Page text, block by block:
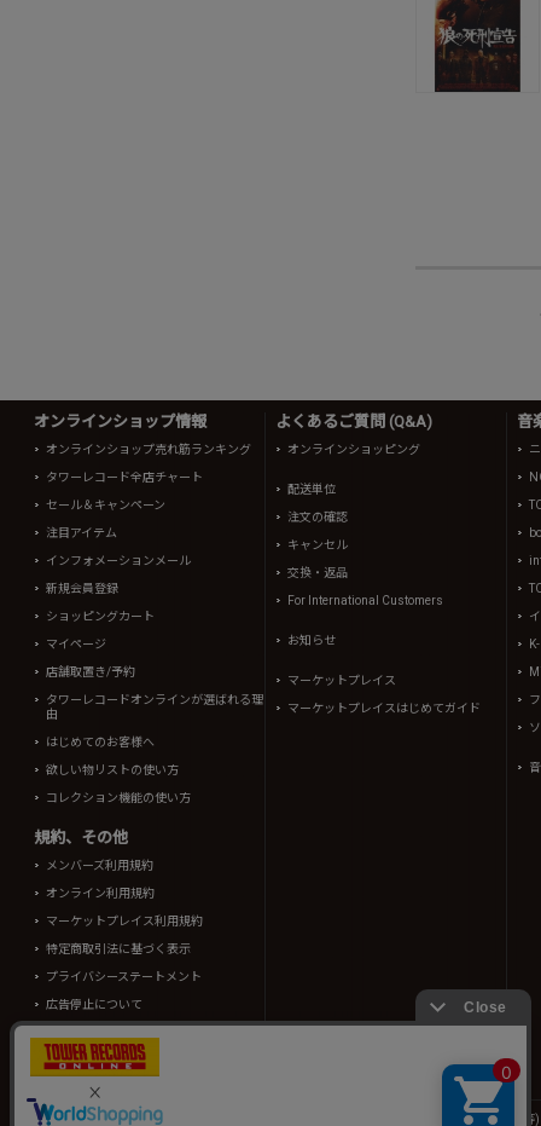
オンラインショップ情報
オンラインショップ売れ筋ランキング
タワーレコード全店チャート
セール＆キャンペーン
注目アイテム
インフォメーションメール
新規会員登録
ショッピングカート
マイページ
店舗取置き/予約
タワーレコードオンラインが選ばれる理
由
はじめてのお客様へ
欲しい物リストの使い方
コレクション機能の使い方
規約、その他
メンバーズ利用規約
オンライン利用規約
マーケットプレイス利用規約
特定商取引法に基づく表示
プライバシーステートメント
広告停止について
よくあるご質問 (Q&A)
オンラインショッピング
配送単位
注文の確認
キャンセル
交換・返品
For International Customers
お知らせ
マーケットプレイス
マーケットプレイスはじめてガイド
音
TOWER RECORDS ONLINEに掲載されているすべてのコンテンツ(記事、画像、音声データ